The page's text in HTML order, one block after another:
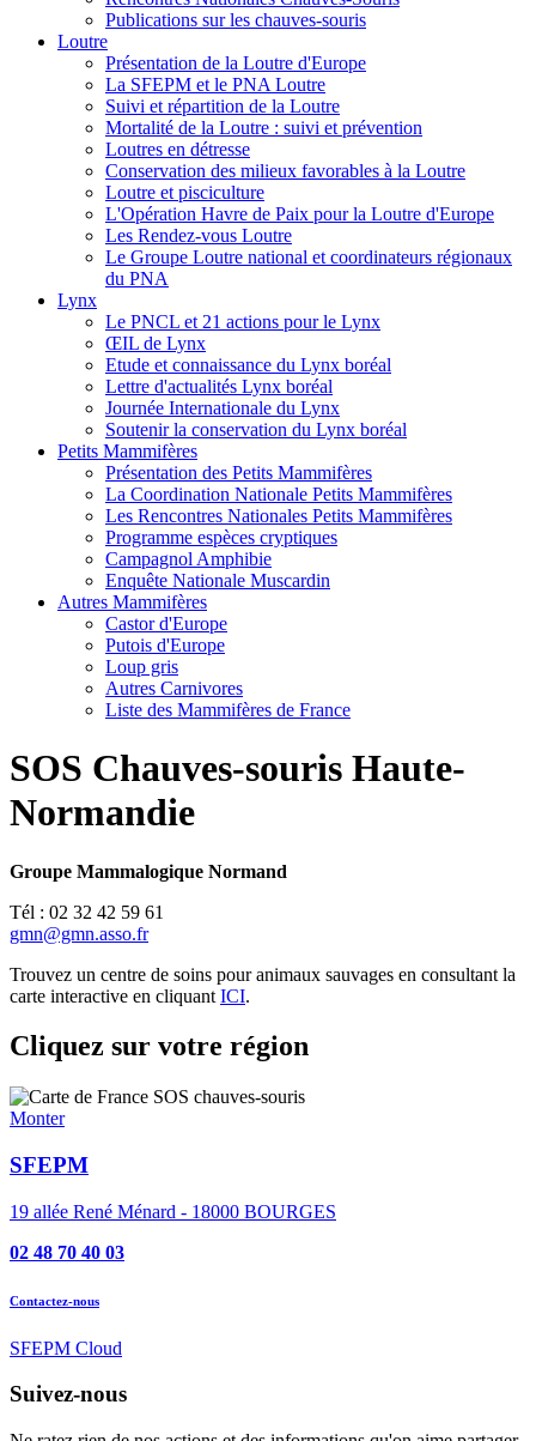
Publications sur les chauves-souris
Loutre
Présentation de la Loutre d'Europe
La SFEPM et le PNA Loutre
Suivi et répartition de la Loutre
Mortalité de la Loutre : suivi et prévention
Loutres en détresse
Conservation des milieux favorables à la Loutre
Loutre et pisciculture
L'Opération Havre de Paix pour la Loutre d'Europe
Les Rendez-vous Loutre
Le Groupe Loutre national et coordinateurs régionaux
du PNA
Lynx
Le PNCL et 21 actions pour le Lynx
ŒIL de Lynx
Etude et connaissance du Lynx boréal
Lettre d'actualités Lynx boréal
Journée Internationale du Lynx
Soutenir la conservation du Lynx boréal
Petits Mammifères
Présentation des Petits Mammifères
La Coordination Nationale Petits Mammifères
Les Rencontres Nationales Petits Mammifères
Programme espèces cryptiques
Campagnol Amphibie
Enquête Nationale Muscardin
Autres Mammifères
Castor d'Europe
Putois d'Europe
Loup gris
Autres Carnivores
Liste des Mammifères de France
SOS Chauves-souris Haute-
Normandie
Groupe Mammalogique Normand
Tél : 02 32 42 59 61
gmn@gmn.asso.fr
Trouvez un centre de soins pour animaux sauvages en consultant la
carte interactive en cliquant ICI.
Cliquez sur votre région
Monter
SFEPM
19 allée René Ménard - 18000 BOURGES
02 48 70 40 03
Contactez-nous
SFEPM Cloud
Suivez-nous